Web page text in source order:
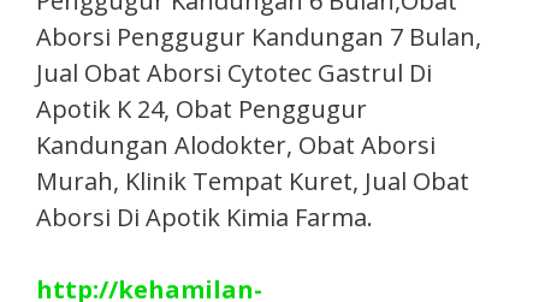
Aborsi Penggugur Kandungan 7 Bulan,
Jual Obat Aborsi Cytotec Gastrul Di
Apotik K 24, Obat Penggugur
Kandungan Alodokter, Obat Aborsi
Murah, Klinik Tempat Kuret, Jual Obat
Aborsi Di Apotik Kimia Farma.​
http://kehamilan-